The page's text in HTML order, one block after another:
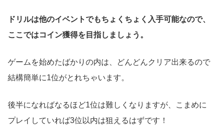
ドリルは他のイベントでもちょくちょく入手可能なので、
ここではコイン獲得を目指しましょう。
ゲームを始めたばかりの内は、どんどんクリア出来るので
結構簡単に1位がとれちゃいます。
後半になればなるほど1位は難しくなりますが、こまめに
プレイしていれば3位以内は狙えるはずです！